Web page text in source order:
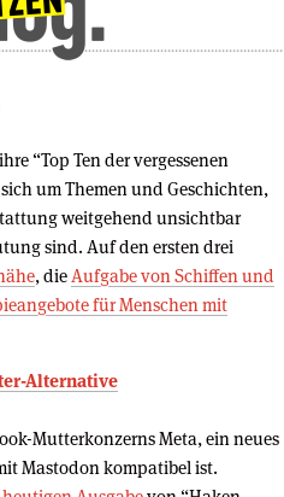
“Top Ten der vergessenen
um Themen und Geschichten,
weitgehend unsichtbar
sind. Auf den ersten drei
, die Aufgabe von Schiffen und
für Menschen mit
Alternative
Mutterkonzerns Meta, ein neues
Mastodon kompatibel ist.